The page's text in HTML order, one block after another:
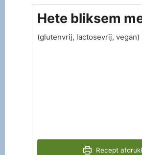
Hete bliksem
(glutenvrij, lactosevrij, vegan)
Recept